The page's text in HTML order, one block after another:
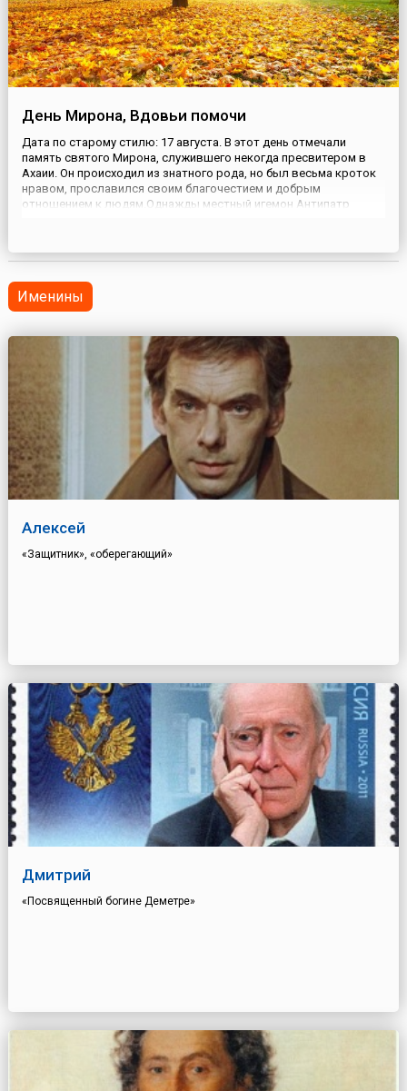
День Мирона, Вдовьи помочи
Дата по старому стилю: 17 августа. В этот день отмечали
память святого Мирона, служившего некогда пресвитером в
Ахаии. Он происходил из знатного рода, но был весьма кроток
нравом, прославился своим благочестием и добрым
отношением к людям.Однажды местный игемон Антипатр
нечистых п...
Именины
Алексей
«Защитник», «оберегающий»
Дмитрий
«Посвященный богине Деметре»